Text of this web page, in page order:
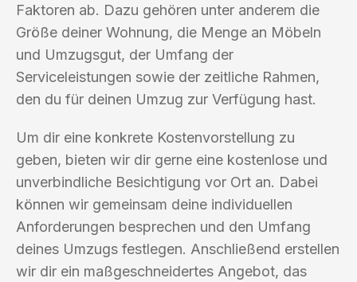
Faktoren ab. Dazu gehören unter anderem die
Größe deiner Wohnung, die Menge an Möbeln
und Umzugsgut, der Umfang der
Serviceleistungen sowie der zeitliche Rahmen,
den du für deinen Umzug zur Verfügung hast.
Um dir eine konkrete Kostenvorstellung zu
geben, bieten wir dir gerne eine kostenlose und
unverbindliche Besichtigung vor Ort an. Dabei
können wir gemeinsam deine individuellen
Anforderungen besprechen und den Umfang
deines Umzugs festlegen. Anschließend erstellen
wir dir ein maßgeschneidertes Angebot, das